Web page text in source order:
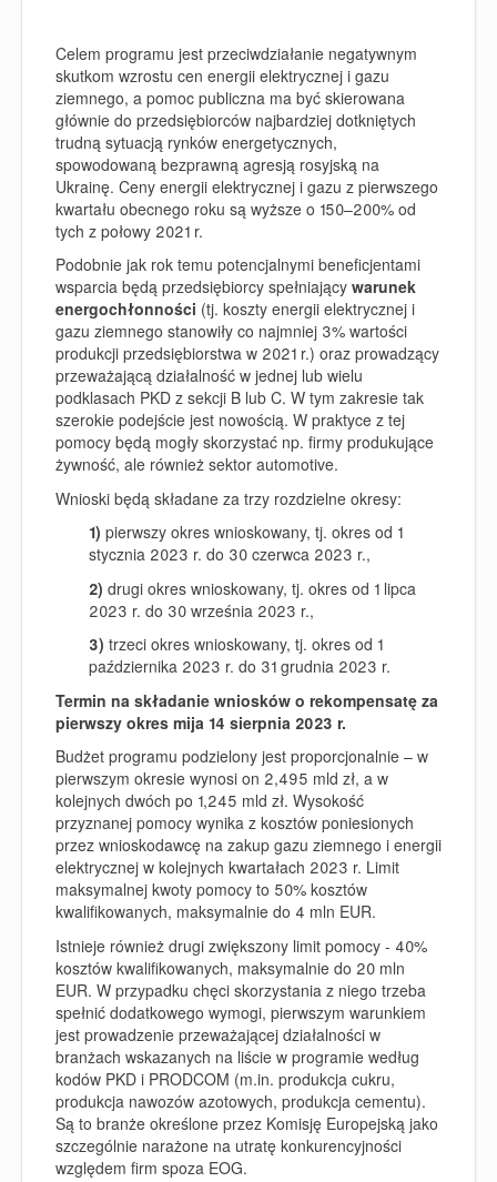
Celem programu jest przeciwdziałanie negatywnym
skutkom wzrostu cen energii elektrycznej i gazu
ziemnego, a pomoc publiczna ma być skierowana
głównie do przedsiębiorców najbardziej dotkniętych
trudną sytuacją rynków energetycznych,
spowodowaną bezprawną agresją rosyjską na
Ukrainę. Ceny energii elektrycznej i gazu z pierwszego
kwartału obecnego roku są wyższe o 150–200% od
tych z połowy 2021 r.
Podobnie jak rok temu potencjalnymi beneficjentami
wsparcia będą przedsiębiorcy spełniający warunek
energochłonności (tj. koszty energii elektrycznej i
gazu ziemnego stanowiły co najmniej 3% wartości
produkcji przedsiębiorstwa w 2021 r.) oraz prowadzący
przeważającą działalność w jednej lub wielu
podklasach PKD z sekcji B lub C. W tym zakresie tak
szerokie podejście jest nowością. W praktyce z tej
pomocy będą mogły skorzystać np. firmy produkujące
żywność, ale również sektor automotive.
Wnioski będą składane za trzy rozdzielne okresy:
1) pierwszy okres wnioskowany, tj. okres od 1
stycznia 2023 r. do 30 czerwca 2023 r.,
2) drugi okres wnioskowany, tj. okres od 1 lipca
2023 r. do 30 września 2023 r.,
3) trzeci okres wnioskowany, tj. okres od 1
października 2023 r. do 31 grudnia 2023 r.
Termin na składanie wniosków o rekompensatę za
pierwszy okres mija 14 sierpnia 2023 r.
Budżet programu podzielony jest proporcjonalnie – w
pierwszym okresie wynosi on 2,495 mld zł, a w
kolejnych dwóch po 1,245 mld zł. Wysokość
przyznanej pomocy wynika z kosztów poniesionych
przez wnioskodawcę na zakup gazu ziemnego i energii
elektrycznej w kolejnych kwartałach 2023 r. Limit
maksymalnej kwoty pomocy to 50% kosztów
kwalifikowanych, maksymalnie do 4 mln EUR.
Istnieje również drugi zwiększony limit pomocy - 40%
kosztów kwalifikowanych, maksymalnie do 20 mln
EUR. W przypadku chęci skorzystania z niego trzeba
spełnić dodatkowego wymogi, pierwszym warunkiem
jest prowadzenie przeważającej działalności w
branżach wskazanych na liście w programie według
kodów PKD i PRODCOM (m.in. produkcja cukru,
produkcja nawozów azotowych, produkcja cementu).
Są to branże określone przez Komisję Europejską jako
szczególnie narażone na utratę konkurencyjności
względem firm spoza EOG.